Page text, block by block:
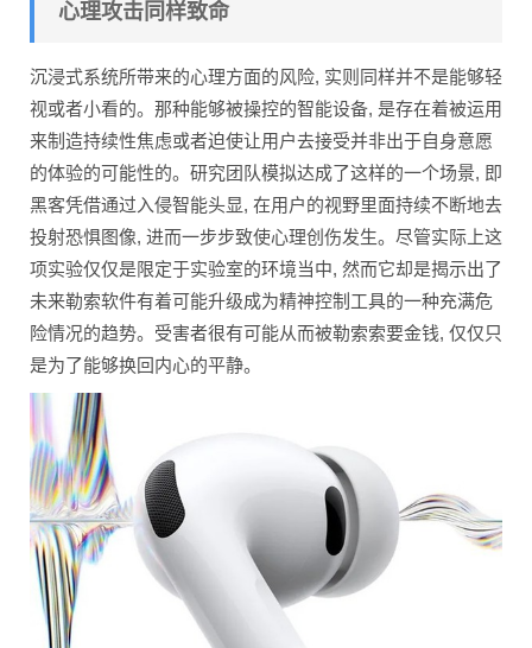
心理攻击同样致命
沉浸式系统所带来的心理方面的风险, 实则同样并不是能够轻
视或者小看的。那种能够被操控的智能设备, 是存在着被运用
来制造持续性焦虑或者迫使让用户去接受并非出于自身意愿
的体验的可能性的。研究团队模拟达成了这样的一个场景, 即
黑客凭借通过入侵智能头显, 在用户的视野里面持续不断地去
投射恐惧图像, 进而一步步致使心理创伤发生。尽管实际上这
项实验仅仅是限定于实验室的环境当中, 然而它却是揭示出了
未来勒索软件有着可能升级成为精神控制工具的一种充满危
险情况的趋势。受害者很有可能从而被勒索索要金钱, 仅仅只
是为了能够换回内心的平静。